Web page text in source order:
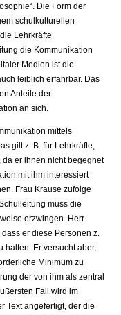
Die Form der
schulkulturellen
Lehrkräfte
die Kommunikation
Medien ist die
leiblich erfahrbar. Das
Anteile der
an sich.
mittels
gilt z. B. für Lehrkräfte,
er ihnen nicht begegnet
mit ihm interessiert
Frau Krause zufolge
muss die
erzwingen. Herr
er diese Personen z.
halten. Er versucht aber,
Minimum zu
der von ihm als zentral
Fall wird im
Text angefertigt, der die